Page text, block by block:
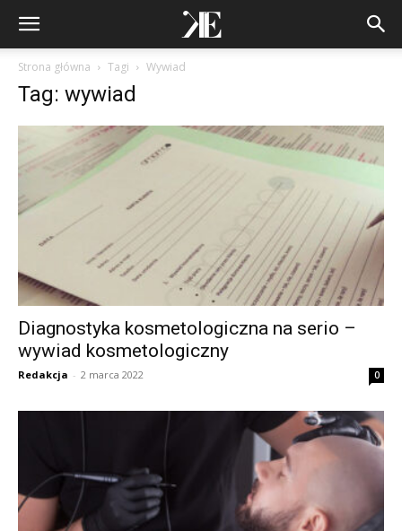
Strona główna Tagi Wywiad
Tag: wywiad
Diagnostyka kosmetologiczna na serio –
wywiad kosmetologiczny
Redakcja - 2 marca 2022 0